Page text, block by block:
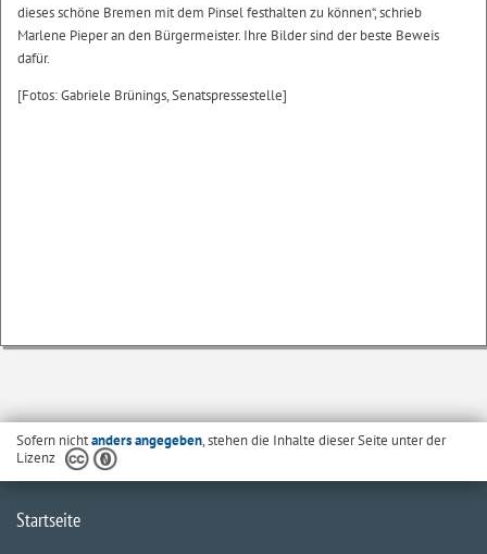
dieses schöne Bremen mit dem Pinsel festhalten zu können“, schrieb
Marlene Pieper an den Bürgermeister. Ihre Bilder sind der beste Beweis
dafür.
[Fotos: Gabriele Brünings, Senatspressestelle]
Sofern nichtanders angegeben, stehen die Inhalte dieser Seite unter der
Lizenz
Startseite